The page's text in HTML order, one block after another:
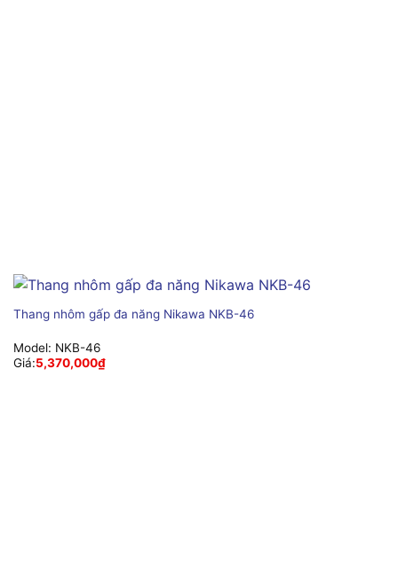
Thang nhôm gấp đa năng Nikawa NKB-46
Model: NKB-46
Giá:5,370,000₫